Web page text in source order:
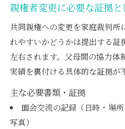
親権者変更に必要な証拠
共同親権への変更を家庭裁判所
れやすいかどうかは提出する証
左右されます。父母間の協力体
実績を裏付ける具体的な証拠が
主な必要書類・証拠
面会交流の記録（日時・場
写真）